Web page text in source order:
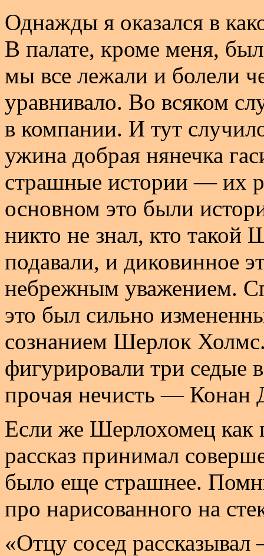
Однажды я оказался в
В палате, кроме меня,
мы все лежали и болели
уравнивало. Во всяком
в компании. И тут
ужина добрая нянечка
страшные истории — их
основном это были
никто не знал, кто такой
подавали, и диковинное
небрежным уважением.
это был сильно
сознанием Шерлок
фигурировали три седые
прочая нечисть — Конан
Если же Шерлохомец как
рассказ принимал
было еще страшнее.
про нарисованного на
«Отцу сосед